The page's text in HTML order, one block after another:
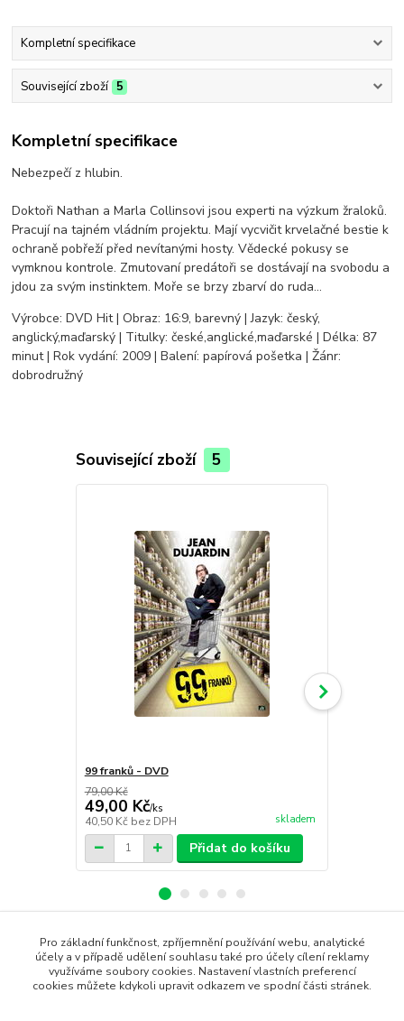
Kompletní specifikace
Související zboží 5
Kompletní specifikace
Nebezpečí z hlubin.
Doktoři Nathan a Marla Collinsovi jsou experti na výzkum žraloků.
Pracují na tajném vládním projektu. Mají vycvičit krvelačné bestie k
ochraně pobřeží před nevítanými hosty. Vědecké pokusy se
vymknou kontrole. Zmutovaní predátoři se dostávají na svobodu a
jdou za svým instinktem. Moře se brzy zbarví do ruda...
Výrobce: DVD Hit | Obraz: 16:9, barevný | Jazyk: český,
anglický,maďarský | Titulky: české,anglické,maďarské | Délka: 87
minut | Rok vydání: 2009 | Balení: papírová pošetka | Žánr:
dobrodružný
Související zboží 5
99 franků - DVD
79,00 Kč
49,00 Kč/ks
40,50 Kč bez DPH skladem
Přidat do košíku
Zboží zařazeno v kategoriích
DVD filmy
Pro základní funkčnost, zpříjemnění používání webu, analytické
účely a v případě udělení souhlasu také pro účely cílení reklamy
využíváme soubory cookies. Nastavení vlastních preferencí
cookies můžete kdykoli upravit odkazem ve spodní části stránek.